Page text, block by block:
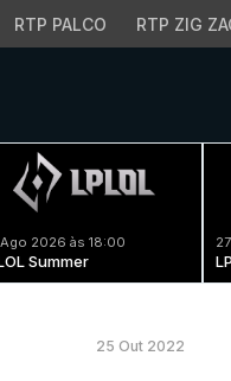
RTP PALCO RTP ZIG
2026 às 18:00
Summer
25 Out 2022